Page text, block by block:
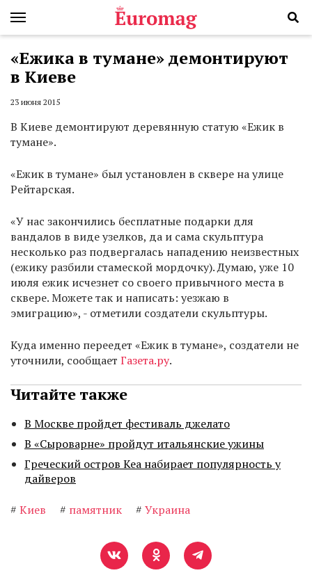
«Ежика в тумане» демонтируют
в Киеве
23 июня 2015
В Киеве демонтируют деревянную статую «Ежик в
тумане».
«Ежик в тумане» был установлен в сквере на улице
Рейтарская.
«У нас закончились бесплатные подарки для
вандалов в виде узелков, да и сама скульптура
несколько раз подвергалась нападению неизвестных
(ежику разбили стамеской мордочку). Думаю, уже 10
июля ежик исчезнет со своего привычного места в
сквере. Можете так и написать: уезжаю в
эмиграцию», - отметили создатели скульптуры.
Куда именно переедет «Ежик в тумане», создатели не
уточнили, сообщает Газета.ру.
Читайте также
В Москве пройдет фестиваль джелато
В «Сыроварне» пройдут итальянские ужины
Греческий остров Кеа набирает популярность у
дайверов
# Киев # памятник # Украина